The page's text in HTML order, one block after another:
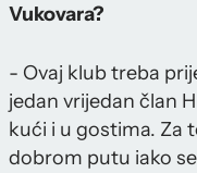
Vukovara?
- Ovaj klub treba
jedan vrijedan član
kući i u gostima. Za
dobrom putu iako